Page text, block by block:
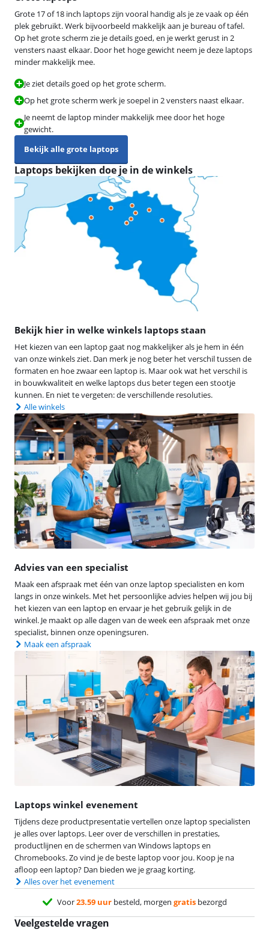
Grote 17 of 18 inch laptops zijn vooral handig als je ze vaak op één
plek gebruikt. Werk bijvoorbeeld makkelijk aan je bureau of tafel.
Op het grote scherm zie je details goed, en je werkt gerust in 2
vensters naast elkaar. Door het hoge gewicht neem je deze laptops
minder makkelijk mee.
Je ziet details goed op het grote scherm.
Op het grote scherm werk je soepel in 2 vensters naast elkaar.
Je neemt de laptop minder makkelijk mee door het hoge
gewicht.
Bekijk alle grote laptops
Laptops bekijken doe je in de winkels
Bekijk hier in welke winkels laptops staan
Het kiezen van een laptop gaat nog makkelijker als je hem in één
van onze winkels ziet. Dan merk je nog beter het verschil tussen de
formaten en hoe zwaar een laptop is. Maar ook wat het verschil is
in bouwkwaliteit en welke laptops dus beter tegen een stootje
kunnen. En niet te vergeten: de verschillende resoluties.
Alle winkels
Advies van een specialist
Maak een afspraak met één van onze laptop specialisten en kom
langs in onze winkels. Met het persoonlijke advies helpen wij jou bij
het kiezen van een laptop en ervaar je het gebruik gelijk in de
winkel. Je maakt op alle dagen van de week een afspraak met onze
specialist, binnen onze openingsuren.
Maak een afspraak
Laptops winkel evenement
Tijdens deze productpresentatie vertellen onze laptop specialisten
je alles over laptops. Leer over de verschillen in prestaties,
productlijnen en de schermen van Windows laptops en
Chromebooks. Zo vind je de beste laptop voor jou. Koop je na
afloop een laptop? Dan bieden we je graag korting.
Alles over het evenement
Voor23.59 uurbesteld, morgen gratisbezorgd
Veelgestelde vragen